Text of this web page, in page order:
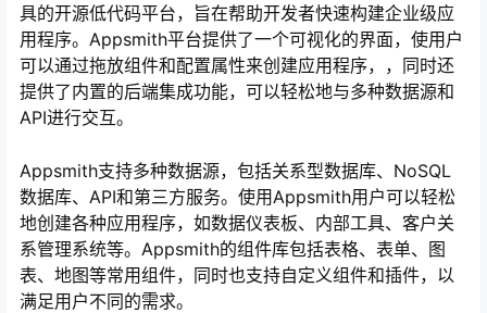
具的开源低代码平台，旨在帮助开发者快速构建企业级应
用程序。Appsmith平台提供了一个可视化的界面，使用户
可以通过拖放组件和配置属性来创建应用程序，，同时还
提供了内置的后端集成功能，可以轻松地与多种数据源和
API进行交互。
Appsmith支持多种数据源，包括关系型数据库、NoSQL
数据库、API和第三方服务。使用Appsmith用户可以轻松
地创建各种应用程序，如数据仪表板、内部工具、客户关
系管理系统等。Appsmith的组件库包括表格、表单、图
表、地图等常用组件，同时也支持自定义组件和插件，以
满足用户不同的需求。